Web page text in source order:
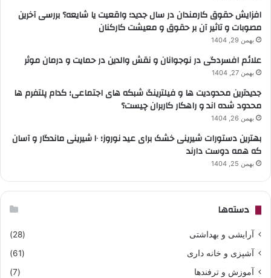
افزایش حقوق کارمندان در سال جدید؛ واقعیت یا شایعه؟ بررسی آخرین
مصوبات و تاثیر آن بر حقوق و معیشت کارکنان
بهمن 29, 1404
علائم افسردگی در نوجوانان و نقش والدین در حمایت و درمان موثر
بهمن 27, 1404
جدیدترین محدودیت ها و فیلترینگ شبکه های اجتماعی؛ کدام پلتفرم ها
محدود شده اند و راهکار کاربران چیست؟
بهمن 26, 1404
بهترین دستورات شیرینی خشک برای عید نوروز؛ ۱۰ شیرینی ماندگار و آسان
که همه دوست دارند
بهمن 25, 1404
دسته‌ها
آرایشی و بهداشتی
(28)
آشپزی و خانه داری
(61)
آموزش و ترفندها
(7)